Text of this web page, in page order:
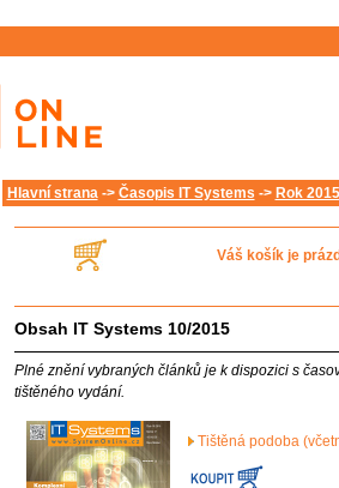
Hlavní strana-> Časopis IT Systems -> Rok 2015
Váš košík je
Obsah IT Systems 10/2015
Plné znění vybraných článků je k dispozici s
tištěného vydání.
Tištěná podoba